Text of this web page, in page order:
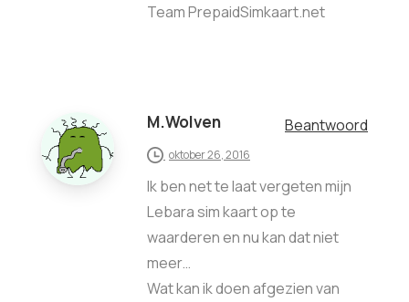
Team PrepaidSimkaart.net
M.Wolven Beantwoord
oktober 26, 2016
Ik ben net te laat vergeten mijn
Lebara sim kaart op te
waarderen en nu kan dat niet
meer…
Wat kan ik doen afgezien van